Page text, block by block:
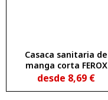
Casaca sanitaria de
manga corta FEROX
desde 8,69 €